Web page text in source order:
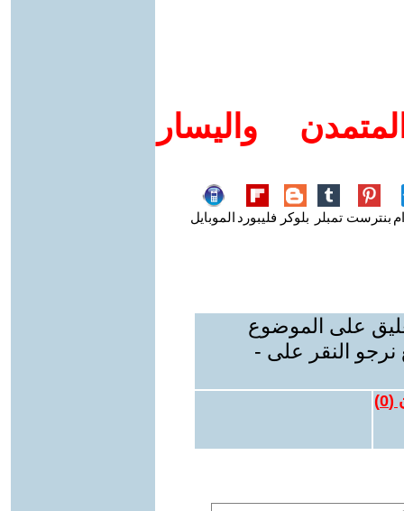
واليسار
بنترست تمبلر بلوكر فليبورد الموبايل
على الموضوع
نرجو النقر على -
(
0
)